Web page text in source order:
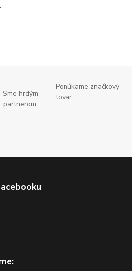
Sme hrdým
partnerom:
Ponúkame značkový
tovar: